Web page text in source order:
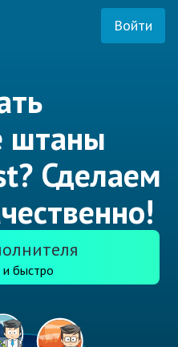
Войти
штаны
Сделаем
и быстро